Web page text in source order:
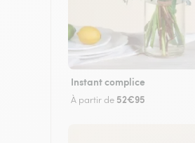
Instant complice
À partir de 52€95